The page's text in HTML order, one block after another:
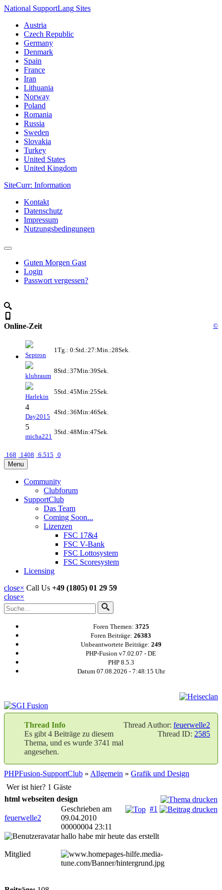
National SupportLang Sites
Austria
Czech Republic
Germany
Denmark
Spain
France
Iran
Lithuania
Norway
Poland
Romania
Russia
Sweden
Slovakia
Turkey
United States
United Kingdom
SiteCurr: Information
Kontakt
Datenschutz
Impressum
Nutzungsbedingungen
Guten Morgen Gast
Login
Passwort vergessen?
Online-Zeit ©
Septron
1Tg.: 0:Std.:27:Min.:28Sek.
klubraum
8Std.:37Min:39Sek.
Harlekin
5Std.:45Min:25Sek.
4
Day2015
4Std.:36Min:46Sek.
5
micha221
3Std.:48Min:47Sek.
168 1408 6.515 0
Menu
Community
Clubforum
SupportClub
Das Team
Coming Soon...
Lizenzen
FSC 17&4
FSC V-Bank
FSC Lottosystem
FSC Scoresystem
Licensing
close× Call Us +49 (1805) 01 29 59
close×
Foren Themen: 3725
Foren Beiträge: 26383
Unbeantwortete Beiträge: 249
PHP-Fusion v7.02.07 - DE
PHP 8.5.3
Datum 07.08.2026 - 7:48:15 Uhr
Thread Author: feuerwelle2
Thread ID: 2585
Thread Info
Es gibt 4 Beiträge zu diesem
Thema, und es wurde 3741 mal
angesehen.
PHPFusion-SupportClub » Allgemein » Grafik und Design
Wer ist hier? 1 Gäste
html webseiten design
feuerwelle2
#1
Geschrieben am
09.04.2010
00000004 23:11
Mitglied
hallo habe mir heute das erstellt